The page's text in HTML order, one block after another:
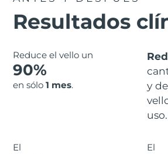
Resultados
Reduce el vello un
90%
en sólo 1 mes.
y
uso.
El El
FOREO APP
ACERCA DE
Kazajistán
Letonia